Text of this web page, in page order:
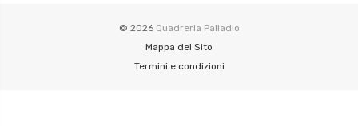
© 2026 Quadreria Palladio
Mappa del Sito
Termini e condizioni